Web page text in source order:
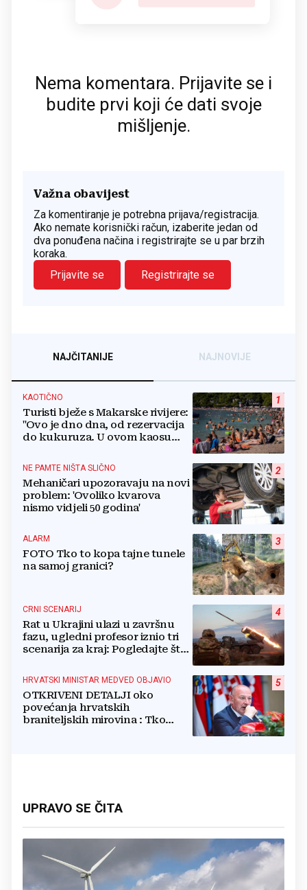
Nema komentara. Prijavite se i
budite prvi koji će dati svoje
mišljenje.
Važna obavijest
Za komentiranje je potrebna prijava/registracija.
Ako nemate korisnički račun, izaberite jedan od
dva ponuđena načina i registrirajte se u par brzih
koraka.
Prijavite se
Registrirajte se
NAJČITANIJE NAJNOVIJE
1
KAOTIČNO
Turisti bježe s Makarske rivijere:
"Ovo je dno dna, od rezervacija
do kukuruza. U ovom kaosu
2
NE PAMTE NIŠTA SLIČNO
Mehaničari upozoravaju na novi
problem: 'Ovoliko kvarova
nismo vidjeli 50 godina'
3
ALARM
FOTO Tko to kopa tajne tunele
na samoj granici?
4
CRNI SCENARIJ
Rat u Ukrajini ulazi u završnu
fazu, ugledni profesor iznio tri
scenarija za kraj: Pogledajte što
5
HRVATSKI MINISTAR MEDVED OBJAVIO
OTKRIVENI DETALJI oko
povećanja hrvatskih
braniteljskih mirovina : Tko
UPRAVO SE ČITA